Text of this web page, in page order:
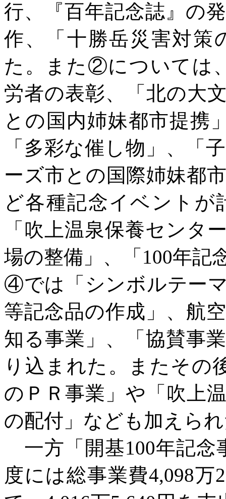
行、『百年記念誌』の
作、「十勝岳災害対策
た。また②については
労者の表彰、「北の大
との国内姉妹都市提携
「多彩な催し物」、「
ーズ市との国際姉妹都
ど各種記念イベント
「吹上温泉保養センタ
場の整備」、「100年記
④では「シンボルテー
等記念品の作成」、航
知る事業」、「協賛事
り込まれた。またその
のＰＲ事業」や「吹上
の配付」なども加えら
一方「開基100年記念
度には総事業費4,098